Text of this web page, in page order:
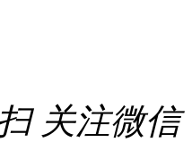
关注微信